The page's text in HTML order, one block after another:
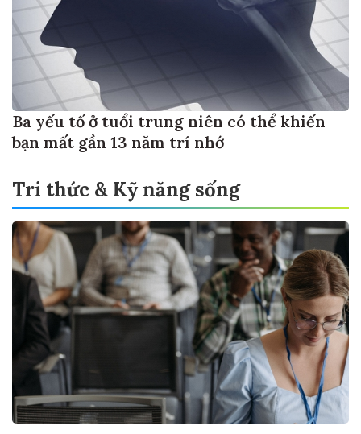
Ba yếu tố ở tuổi trung niên có thể khiến
bạn mất gần 13 năm trí nhớ
Tri thức & Kỹ năng sống